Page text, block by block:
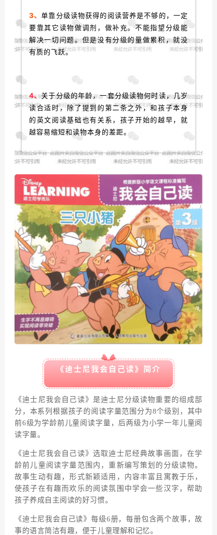
3、单靠分级读物获得的阅读营养是不够的，一定
要靠其它读物做调剂，做补充。不能指望分级能
解决一切问题。但是没有分级的量做累积，就没
有质的飞跃。
4、关于分级的年龄，一套分级读物何时读，几岁
读合适时，除了提到的第二条之外，和孩子本身
的英文阅读基础也有关系，孩子开始的越早，就
越容易缩短和读物本身的差距。
《迪士尼我会自己读》简介
《迪士尼我会自己读》是迪士尼分级读物重要的组成部
分，本系列根据孩子的阅读字量范围分为8个级别，其中
前6级为学龄前儿童阅读字量，后两级为小学一年儿童阅
读字量。
《迪士尼我会自己读》选取迪士尼经典故事画面，在学
龄前儿童阅读字量范围内，重新编写策划的分级读物。
故事生动有趣，形式新颖适用，内容丰富且寓教于乐，
使孩子在有趣而欢乐的阅读氛围中学会一些汉字，帮助
孩子养成自主阅读的好习惯。
《迪士尼我会自己读》每级6册，每册包含两个故事，故
事的语言简洁有趣，便于儿童理解和记忆。